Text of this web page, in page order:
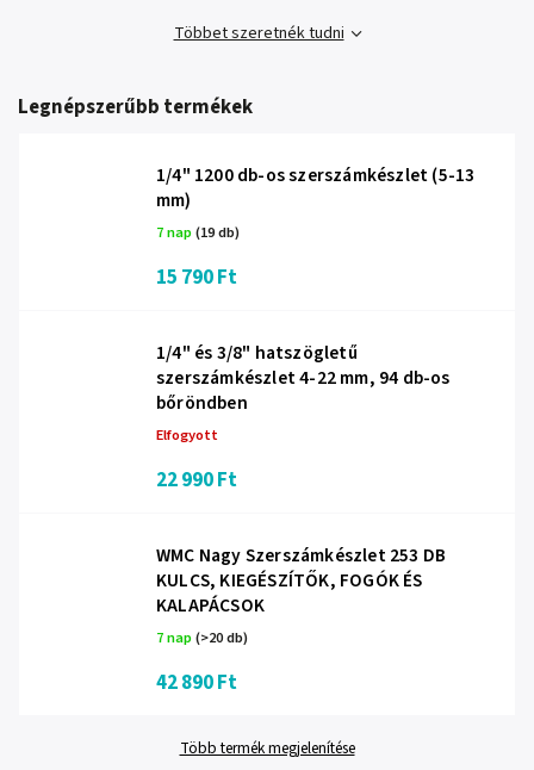
Többet szeretnék tudni
Legnépszerűbb termékek
1/4" 1200 db-os szerszámkészlet (5-13
mm)
7 nap(19 db)
15 790 Ft
1/4" és 3/8" hatszögletű
szerszámkészlet 4-22 mm, 94 db-os
bőröndben
Elfogyott
22 990 Ft
WMC Nagy Szerszámkészlet 253 DB
KULCS, KIEGÉSZÍTŐK, FOGÓK ÉS
KALAPÁCSOK
7 nap(>20 db)
42 890 Ft
Több termék megjelenítése